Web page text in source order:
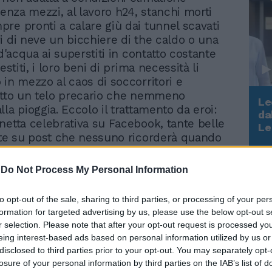
Do Not Process My Personal Information
opt-out of the sale, sharing to third parties, or processing of your
for targeted advertising by us, please use the below opt-out
selection. Please note that after your opt-out request is processed
interest-based ads based on personal information utilized by us
to third parties prior to your opt-out. You may separately
of your personal information by third parties on the IAB’s list of
mezzi, al lavoro h24, stanchi morti
pronti a calare giù dai tunnel scavati
di neve un bicchiere di the caldo o una
ai superstiti in contatto costante
i loro beni di prima necessità li
in mezzo al caos di soccorritori e
un telo precario che nemmeno
pioggia. Eccolo il trattamento da eroi:
celebrativa su Facebook, tante belle
su post che nessuno ricorderà quando
a sfilare in strada per chiedere
adeguati. Poi il nulla. "Solo
vigili del fuoco lavorano a Rigopiano
dei ventiquattro dispersi nella notte.
di Pisa, otto di Roma e appena sei di
Antonio Brizzi, segretario
Conapo -. Il personale é scoraggiato dal
ordini dall'alto, durante la notte sia
perfino del 30% mentre in situazioni
Rudy Giuliani a Come States?
Trump, Meloni e la strategia
americana